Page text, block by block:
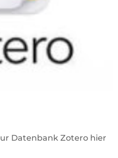
Datenbank Zotero hier